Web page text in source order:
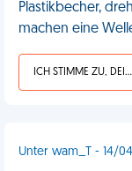
Plastikbecher,
machen eine
ICH STIMME ZU, DEIN LEBEN IST SCHEISSE
Unter wam_T - 14/